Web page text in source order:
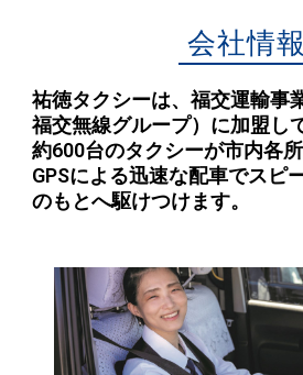
会社情報
祐徳タクシーは、福交運輸事
福交無線グループ）に加盟し
約600台のタクシーが市内各
GPSによる迅速な配車でスピ
のもとへ駆けつけます。